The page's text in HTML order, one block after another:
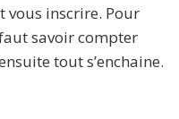
vous inscrire. Pour
savoir compter
tout s’enchaine.